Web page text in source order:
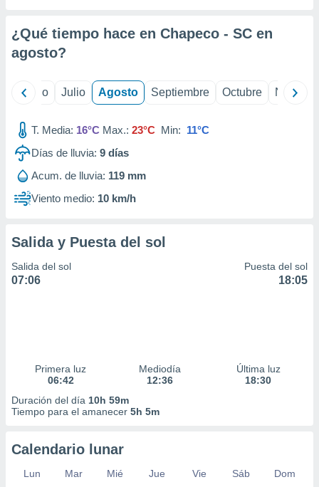
e
de
¿Qué tiempo hace en Chapeco - SC en
agosto?
Junio Julio Agosto Septiembre Octubre
T. Media: 16°C Max.: 23°C Min: 11°C
Días de lluvia: 9 días
Acum. de lluvia: 119 mm
Viento medio: 10 km/h
Salida y Puesta del sol
Salida del sol
07:06
Puesta del sol
18:05
Primera luz
06:42
Mediodía
12:36
Última luz
18:30
Duración del día 10h 59m
Tiempo para el amanecer 5h 5m
Calendario lunar
Lun Mar Mié Jue Vie Sáb
Dom